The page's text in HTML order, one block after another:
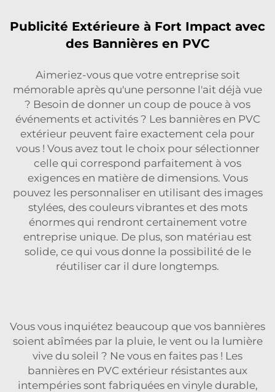
Publicité Extérieure à Fort Impact avec
des Bannières en PVC
Aimeriez-vous que votre entreprise soit
mémorable après qu'une personne l'ait déjà vue
? Besoin de donner un coup de pouce à vos
événements et activités ? Les bannières en PVC
extérieur peuvent faire exactement cela pour
vous ! Vous avez tout le choix pour sélectionner
celle qui correspond parfaitement à vos
exigences en matière de dimensions. Vous
pouvez les personnaliser en utilisant des images
stylées, des couleurs vibrantes et des mots
énormes qui rendront certainement votre
entreprise unique. De plus, son matériau est
solide, ce qui vous donne la possibilité de le
réutiliser car il dure longtemps.
Vous vous inquiétez beaucoup que vos bannières
soient abîmées par la pluie, le vent ou la lumière
vive du soleil ? Ne vous en faites pas ! Les
bannières en PVC extérieur résistantes aux
intempéries sont fabriquées en vinyle durable,